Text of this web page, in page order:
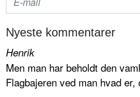
Nyeste kommentarer
Henrik
Men man har beholdt den
Flagbajeren ved man hvad